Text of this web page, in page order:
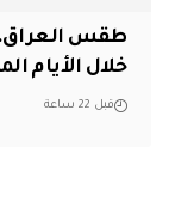
طقس العراق..
خلال الأيام
قبل 22 ساعة